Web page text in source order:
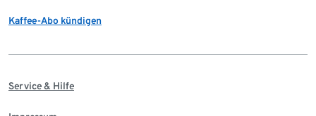
Kaffee-Abo kündigen
Service & Hilfe